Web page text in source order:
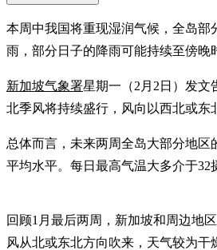
本周中我国将重现湿润气候，全岛部
雨，部分日子的降雨可能持续至傍晚
新加坡气象署星期一（2月2日）发文
北季风将持续盛行，风向以西北或东
总体而言，未来两周全岛大部分地区
平均水平。每日最高气温大多介于32
回顾1月最后两周，新加坡和周边地
风从北或东北方向吹来，天气较为干